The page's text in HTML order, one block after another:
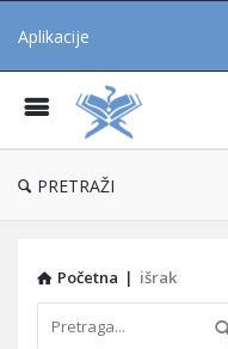
Aplikacije
PRETRAŽI
Početna | išrak